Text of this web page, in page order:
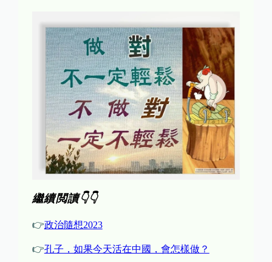
繼續閲讀👇👇
👉政治隨想2023
👉孔子，如果今天活在中國，會怎樣做？